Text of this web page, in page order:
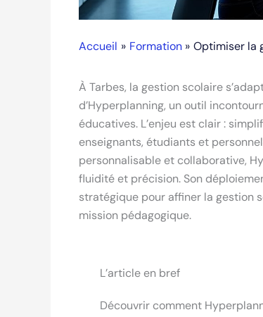
Accueil Formation Optimiser la
À Tarbes, la gestion scolaire
d’Hyperplanning, un outil
éducatives. L’enjeu est clair :
enseignants, étudiants et
personnalisable et collaborative,
fluidité et précision. Son
stratégique pour affiner la gestion
mission pédagogique.
L’article en bref
Découvrir comment